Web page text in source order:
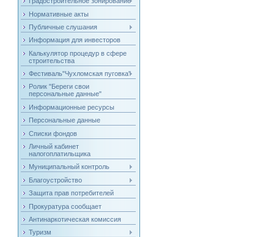
Нормативные акты
Публичные слушания
Информация для инвесторов
Калькулятор процедур в сфере
строительства
Фестиваль"Чухломская пуговка"
Ролик "Береги свои
персональные данные"
Информационные ресурсы
Персональные данные
Списки фондов
Личный кабинет
налогоплатильщика
Муниципальный контроль
Благоустройство
Защита прав потребителей
Прокуратура сообщает
Антинаркотическая комиссия
Туризм